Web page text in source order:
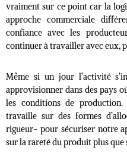
vraiment sur ce point car la
approche commerciale
confiance avec les
continuer à travailler avec eux,
Même si un jour l’activité
approvisionner dans des pays
les conditions de
travaille sur des formes
rigueur- pour sécuriser notre
sur la rareté du produit plus que